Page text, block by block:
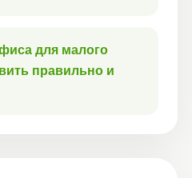
для малого
правильно и